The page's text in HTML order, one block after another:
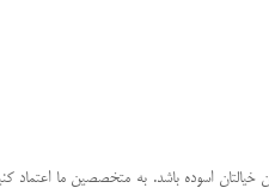
اسوده باشد. به متخصصین ما اعتماد